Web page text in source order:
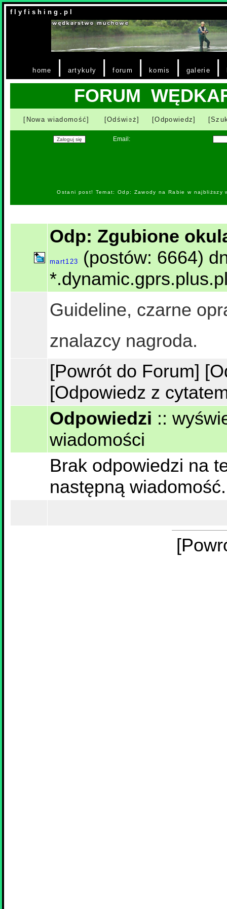
f l y f i s h i n g . p l
home | artykuły |forum | komis | galerie |
FORUM
[Nowa wiadomość] [Odśwież] [Odpowiedz]
Email:
Ostani post! Temat: Odp: Zawody na Rabie w
Odp: Zgubione
mart123
(postów: 6664)
Guideline, czarne
znalazcy nagroda.
[Powrót do Forum]
[Odpowiedz z
Odpowiedzi ::
wiadomości
Brak odpowiedzi na
następną wiadomość.